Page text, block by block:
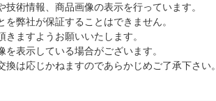
術情報、商品画像の表示を行っています。
弊社が保証することはできません。
ますようお願いいたします。
表示している場合がございます。
は応じかねますのであらかじめご了承下さい。